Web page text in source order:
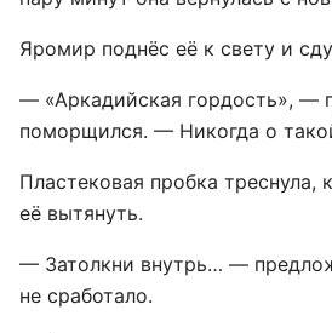
Яромир поднёс её к свету и
— «Аркадийская гордость», —
поморщился. — Никогда о
Пластековая пробка треснула,
её вытянуть.
— Затолкни внутрь… —
не сработало.